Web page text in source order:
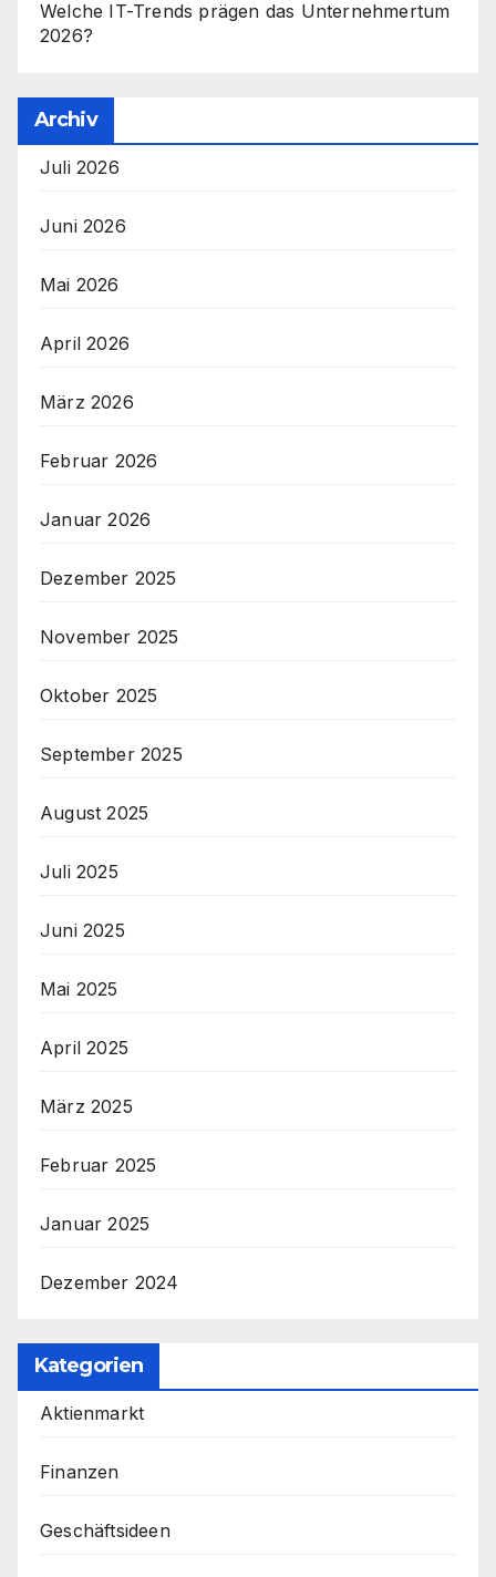
Welche IT-Trends prägen das Unternehmertum
2026?
Archiv
Juli 2026
Juni 2026
Mai 2026
April 2026
März 2026
Februar 2026
Januar 2026
Dezember 2025
November 2025
Oktober 2025
September 2025
August 2025
Juli 2025
Juni 2025
Mai 2025
April 2025
März 2025
Februar 2025
Januar 2025
Dezember 2024
Kategorien
Aktienmarkt
Finanzen
Geschäftsideen